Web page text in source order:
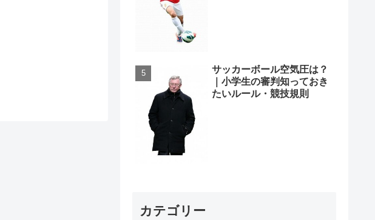
サッカーボール空気圧は？
｜小学生の審判知っておき
たいルール・競技規則
カテゴリー